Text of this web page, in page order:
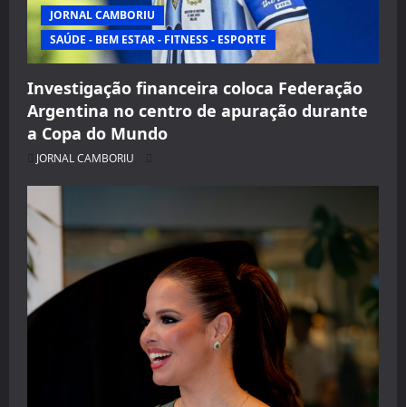
JORNAL CAMBORIU
SAÚDE - BEM ESTAR - FITNESS - ESPORTE
Investigação financeira coloca Federação
Argentina no centro de apuração durante
a Copa do Mundo
JORNAL CAMBORIU